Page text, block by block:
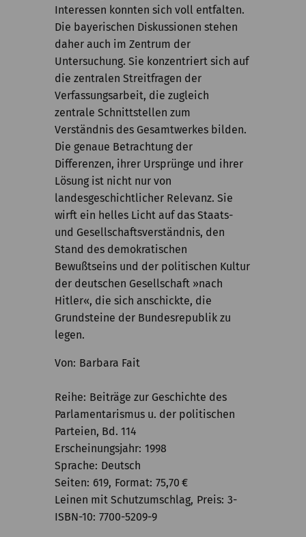
Interessen konnten sich voll entfalten.
Die bayerischen Diskussionen stehen
daher auch im Zentrum der
Untersuchung. Sie konzentriert sich auf
die zentralen Streitfragen der
Verfassungsarbeit, die zugleich
zentrale Schnittstellen zum
Verständnis des Gesamtwerkes bilden.
Die genaue Betrachtung der
Differenzen, ihrer Ursprünge und ihrer
Lösung ist nicht nur von
landesgeschichtlicher Relevanz. Sie
wirft ein helles Licht auf das Staats-
und Gesellschaftsverständnis, den
Stand des demokratischen
Bewußtseins und der politischen Kultur
der deutschen Gesellschaft »nach
Hitler«, die sich anschickte, die
Grundsteine der Bundesrepublik zu
legen.
Von Barbara Fait
Reihe Beiträge zur Geschichte des
Parlamentarismus u. der politischen
Parteien, Bd. 114
Erscheinungsjahr 1998
Sprache Deutsch
Seiten 619 Format
Leinen mit Schutzumschlag Preis
75,70 €
ISBN-10
3-
7700-5209-9